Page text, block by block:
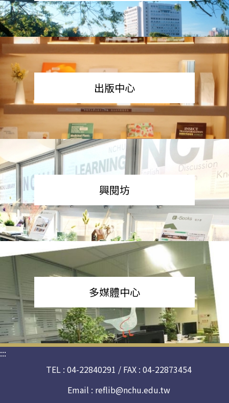
出版中心
興閱坊
多媒體中心
:::
TEL : 04-22840291 / FAX : 04-22873454
Email : reflib@nchu.edu.tw